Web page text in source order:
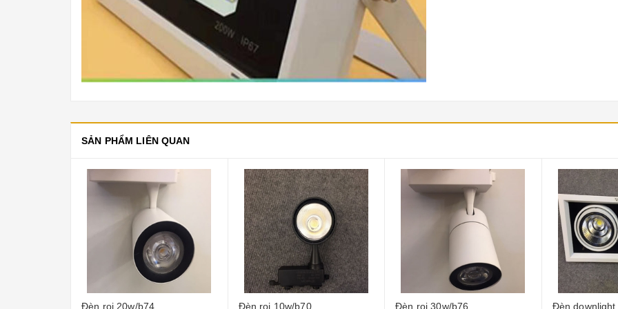
SẢN PHẨM LIÊN QUAN
Đèn rọi 10w/b70 Đèn rọi 30w/b76 Đèn downlight rosy rs- Đèn downlight